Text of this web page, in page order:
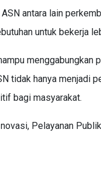
antara lain
untuk bekerja
tidak hanya menjadi
bagi masyarakat.
Pelayanan Publik